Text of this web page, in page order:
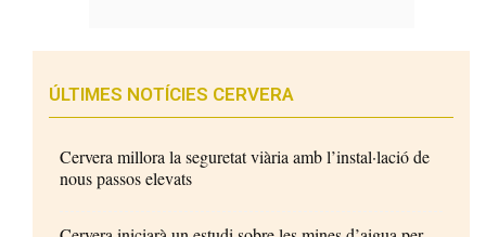
ÚLTIMES NOTÍCIES CERVERA
Cervera millora la seguretat viària amb l’instal·lació de
nous passos elevats